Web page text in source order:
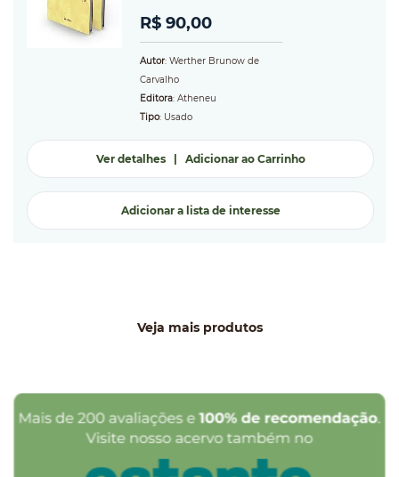
R$ 90,00
Autor: Werther Brunow de
Carvalho
Editora: Atheneu
Tipo: Usado
Ver detalhes| Adicionar ao Carrinho
Adicionar a lista de interesse
Veja mais produtos